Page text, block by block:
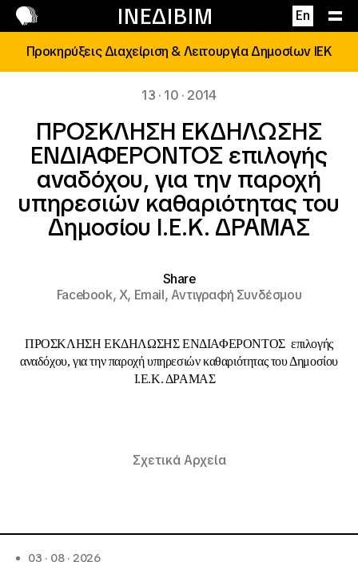
ΙΝΕΔΙΒΙΜ En
Επικοινωνία
Προκηρύξεις Διαχείριση & Λειτουργία Δημοσίων ΙΕΚ
13 · 10 · 2014
ΠΡΟΣΚΛΗΣΗ ΕΚΔΗΛΩΣΗΣ
ΕΝΔΙΑΦΕΡΟΝΤΟΣ επιλογής
αναδόχου, για την παροχή
υπηρεσιών καθαριότητας του
Δημοσίου Ι.Ε.Κ. ΔΡΑΜΑΣ
Share
Facebook,X, Email,Αντιγραφή Συνδέσμου
ΠΡΟΣΚΛΗΣΗ ΕΚΔΗΛΩΣΗΣ ΕΝΔΙΑΦΕΡΟΝΤΟΣ επιλογής
αναδόχου, για την παροχή υπηρεσιών καθαριότητας του Δημοσίου
Ι.Ε.Κ. ΔΡΑΜΑΣ
Σχετικά Αρχεία
03 · 08 · 2026